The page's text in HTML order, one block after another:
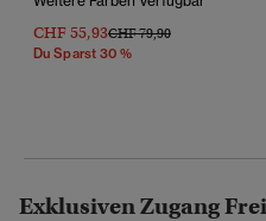
CHF 55,93Preis Wurde Reduziert Von
CHF 79,90Bis
Du Sparst 30 %
Exklusiven Zugang